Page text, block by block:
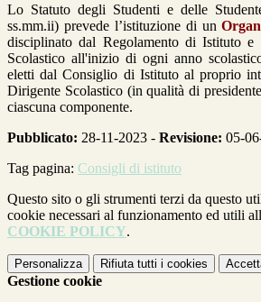
Lo Statuto degli Studenti e delle
ss.mm.ii) prevede l’istituzione di un
disciplinato dal Regolamento di Istituto e
Scolastico all'inizio di ogni anno
eletti dal Consiglio di Istituto al proprio
Dirigente Scolastico (in qualità di
ciascuna componente.
Pubblicato: 28-11-2023 - Revisione: 05-
Tag pagina: Consigli di istituto
Questo sito o gli strumenti terzi da questo
cookie necessari al funzionamento ed utili
COOKIE POLICY.
Personalizza Rifiuta tutti i cookies
Gestione cookie